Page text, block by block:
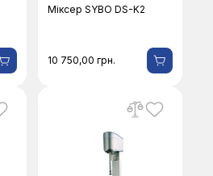
Міксер SYBO DS-K2
10 750,00грн.